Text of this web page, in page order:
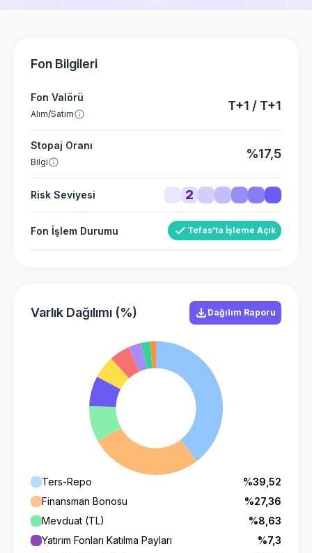
Fon Bilgileri
Fon Valörü
Alım/Satım
T+1 / T+1
Stopaj Oranı
Bilgi
%17,5
Risk Seviyesi 2
Fon İşlem Durumu Tefas’ta İşleme Açık
Varlık Dağılımı (%) Dağılım Raporu
Ters-Repo
%39,52
Finansman Bonosu
%27,36
Mevduat (TL)
%8,63
Yatırım Fonları Katılma Payları
%7,3